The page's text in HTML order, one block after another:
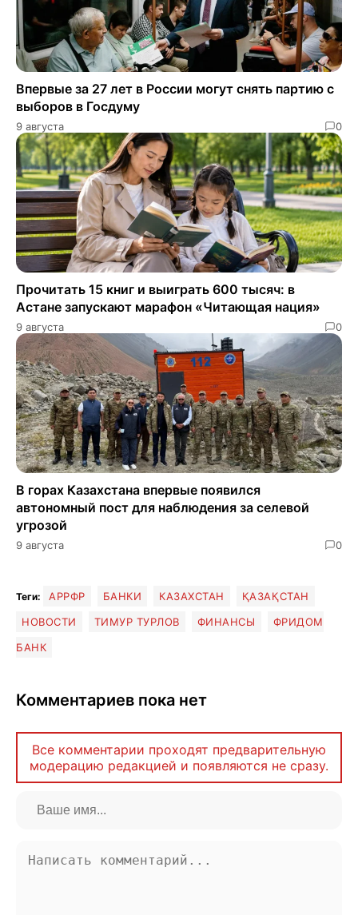
Впервые за 27 лет в России могут снять партию с
выборов в Госдуму
9 августа 0
Прочитать 15 книг и выиграть 600 тысяч: в
Астане запускают марафон «Читающая нация»
9 августа 0
В горах Казахстана впервые появился
автономный пост для наблюдения за селевой
угрозой
9 августа 0
Теги: АРРФР БАНКИ КАЗАХСТАН
ҚАЗАҚСТАН
НОВОСТИ
ТИМУР ТУРЛОВ ФИНАНСЫ
ФРИДОМ
БАНК
Комментариев пока нет
Все комментарии проходят предварительную
модерацию редакцией и появляются не сразу.